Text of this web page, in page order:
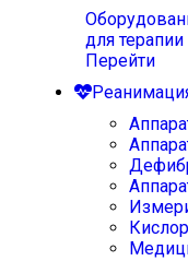
для терапии
Перейти